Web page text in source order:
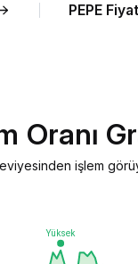
PEPE
Oranı
işlem